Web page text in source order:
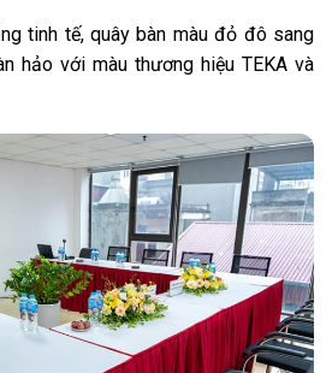
tinh tế, quây bàn màu đỏ đô sang
hảo với màu thương hiệu TEKA và